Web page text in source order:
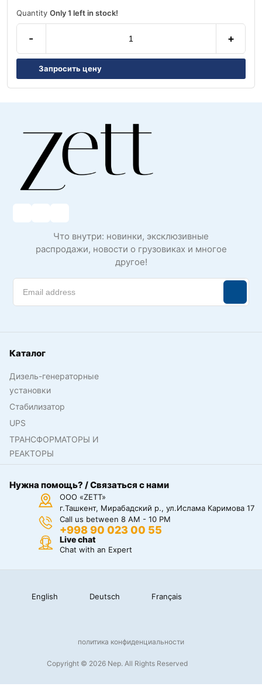
Quantity Only 1 left in stock!
- +
Запросить цену
Что внутри: новинки, эксклюзивные
распродажи, новости о грузовиках и многое
другое!
Каталог
Дизель-генераторные
установки
Стабилизатор
UPS
ТРАНСФОРМАТОРЫ И
РЕАКТОРЫ
Нужна помощь? / Связаться с нами
ООО «ZETT»
г.Ташкент, Мирабадский р., ул.Ислама Каримова 17
Call us between 8 AM - 10 PM
+998 90 023 00 55
Live chat
Chat with an Expert
English Deutsch Français
Copyright © 2026 Nep. All Rights Reserved
политика конфиденциальности